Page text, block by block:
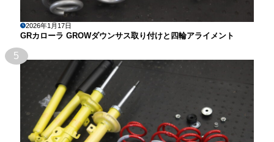
2026年1月17日
GRカローラ GROWダウンサス取り付けと四輪アライメント
5